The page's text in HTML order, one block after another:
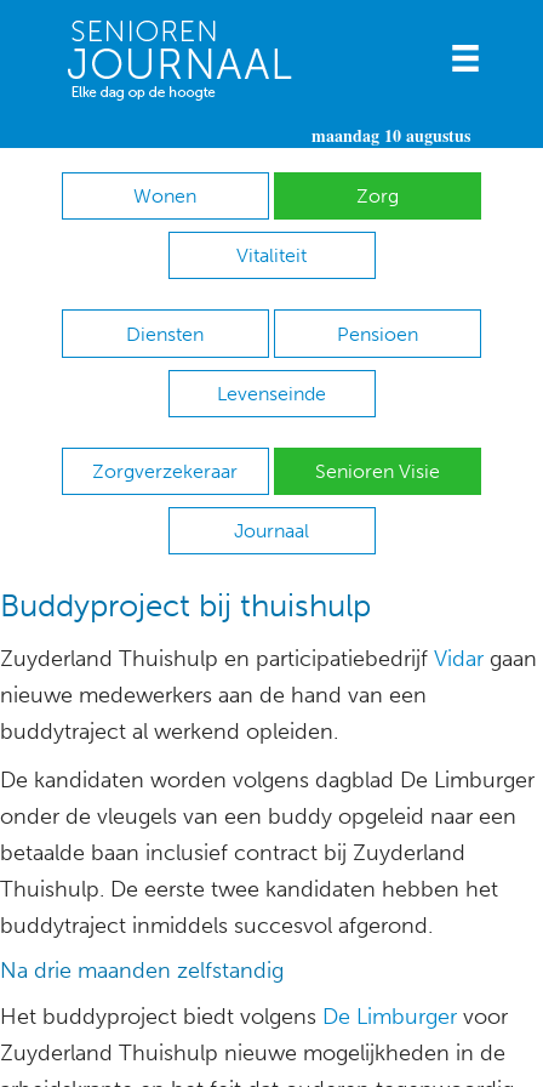
maandag 10 augustus
Wonen Zorg
Vitaliteit
Diensten Pensioen
Levenseinde
Zorgverzekeraar Senioren Visie
Journaal
Buddyproject bij thuishulp
Zuyderland Thuishulp en participatiebedrijf Vidar gaan
nieuwe medewerkers aan de hand van een
buddytraject al werkend opleiden.
De kandidaten worden volgens dagblad De Limburger
onder de vleugels van een buddy opgeleid naar een
betaalde baan inclusief contract bij Zuyderland
Thuishulp. De eerste twee kandidaten hebben het
buddytraject inmiddels succesvol afgerond.
Na drie maanden zelfstandig
Het buddyproject biedt volgens De Limburger voor
Zuyderland Thuishulp nieuwe mogelijkheden in de